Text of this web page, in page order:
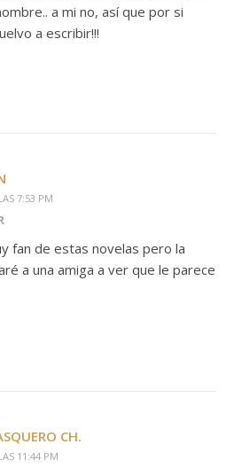
a mi no, así que por si
a escribir!!!
7:53 PM
fan de estas novelas pero la
a una amiga a ver que le parece
CH.
11:44 PM